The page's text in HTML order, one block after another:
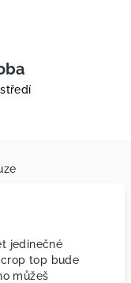
jedinečné
top bude
můžeš